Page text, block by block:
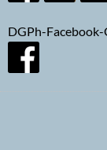
DGPh-